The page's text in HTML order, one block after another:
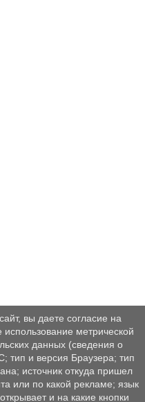
вы даете согласие на
метрической
данных (сведения о
тип и версия Браузера; тип
источник откуда пришел
или по какой рекламе; язык
и на какие кнопки